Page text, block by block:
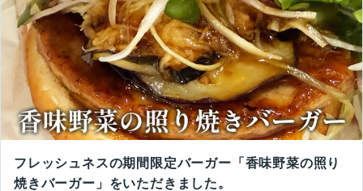
フレッシュネスの期間限定バーガー「香味野菜の照り
焼きバーガー」をいただきました。